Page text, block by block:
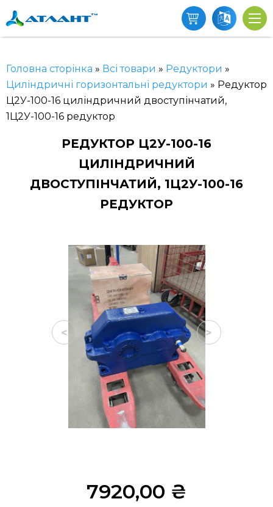
Головна сторінка » Всі товари » Редуктори »
Циліндричні горизонтальні редуктори » Редуктор
Ц2У-100-16 циліндричний двоступінчатий,
1Ц2У-100-16 редуктор
РЕДУКТОР Ц2У-100-16
ЦИЛІНДРИЧНИЙ
ДВОСТУПІНЧАТИЙ, 1Ц2У-100-16
РЕДУКТОР
< >
7920,00 ₴